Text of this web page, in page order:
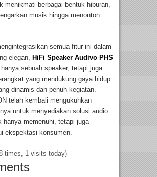
menikmati berbagai bentuk hiburan,
musik hingga menonton
semua fitur ini dalam
elegan, HiFi Speaker Audivo PHS
hanya sebuah speaker, tetapi juga
yang mendukung gaya hidup
dinamis dan penuh kegiatan.
telah kembali mengukuhkan
untuk menyediakan solusi audio
hanya memenuhi, tetapi juga
ekspektasi konsumen.
times, 1 visits today)